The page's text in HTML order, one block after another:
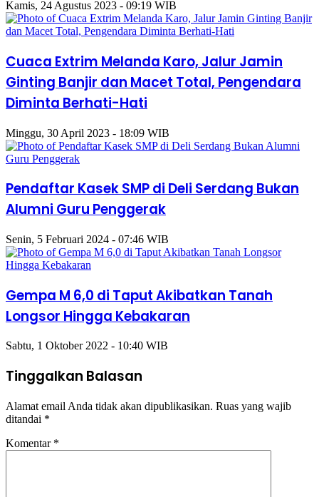
Kamis, 24 Agustus 2023 - 09:19 WIB
Cuaca Extrim Melanda Karo, Jalur Jamin
Ginting Banjir dan Macet Total, Pengendara
Diminta Berhati-Hati
Minggu, 30 April 2023 - 18:09 WIB
Pendaftar Kasek SMP di Deli Serdang Bukan
Alumni Guru Penggerak
Senin, 5 Februari 2024 - 07:46 WIB
Gempa M 6,0 di Taput Akibatkan Tanah
Longsor Hingga Kebakaran
Sabtu, 1 Oktober 2022 - 10:40 WIB
Tinggalkan Balasan
Alamat email Anda tidak akan dipublikasikan. Ruas yang wajib
ditandai *
Komentar *